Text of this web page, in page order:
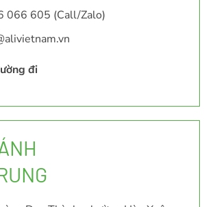
066 605 (Call/Zalo)
đi